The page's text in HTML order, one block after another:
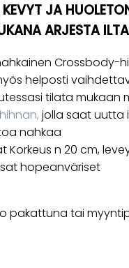
JA
ARJESTA
Crossbody-
helposti
tilata mukaan
jolla saat uutta
nahkaa
Korkeus n 20 cm,
hopeanväriset
pakattuna tai